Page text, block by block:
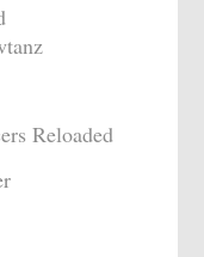
Reloaded